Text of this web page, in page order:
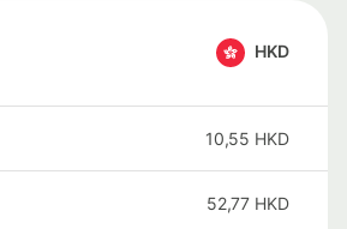
HKD
10,55 HKD
52,77 HKD